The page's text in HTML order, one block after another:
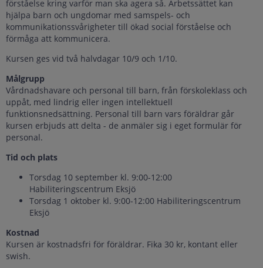
förståelse kring varför man ska agera så. Arbetssättet kan
hjälpa barn och ungdomar med samspels- och
kommunikationssvårigheter till ökad social förståelse och
förmåga att kommunicera.
Kursen ges vid två halvdagar 10/9 och 1/10.
Målgrupp
Vårdnadshavare och personal till barn, från förskoleklass och
uppåt, med lindrig eller ingen intellektuell
funktionsnedsättning. Personal till barn vars föräldrar går
kursen erbjuds att delta - de anmäler sig i eget formulär för
personal.
Tid och plats
Torsdag 10 september kl. 9:00-12:00
Habiliteringscentrum Eksjö
Torsdag 1 oktober kl. 9:00-12:00 Habiliteringscentrum
Eksjö
Kostnad
Kursen är kostnadsfri för föräldrar. Fika 30 kr, kontant eller
swish.